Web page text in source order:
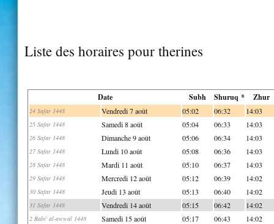
Liste des horaires pour therines
Date Subh Shuruq * Zhur
24 Safar 1448 Vendredi 7 août 05:02 06:32 14:03
25 Safar 1448 Samedi 8 août 05:04 06:33 14:03
26 Safar 1448 Dimanche 9 août 05:06 06:34 14:03
27 Safar 1448 Lundi 10 août 05:08 06:36 14:03
28 Safar 1448 Mardi 11 août 05:10 06:37 14:03
29 Safar 1448 Mercredi 12 août 05:12 06:39 14:02
30 Safar 1448 Jeudi 13 août 05:13 06:40 14:02
31 Safar 1448 Vendredi 14 août 05:15 06:42 14:02
2 Rabi' al-awwal 1448 Samedi 15 août 05:17 06:43 14:02